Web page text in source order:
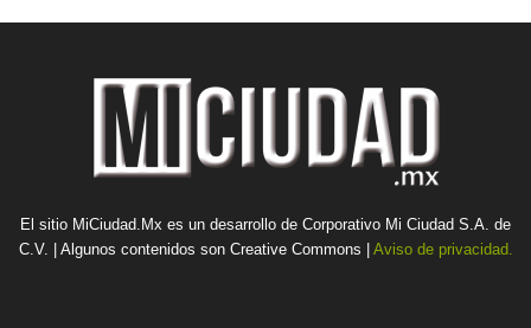
El sitio MiCiudad.Mx es un desarrollo de Corporativo Mi Ciudad S.A. de
C.V. | Algunos contenidos son Creative Commons | Aviso de privacidad.